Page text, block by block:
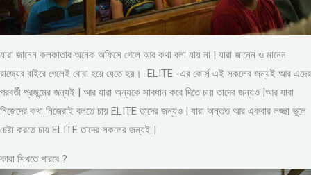
যারা জানেন কলকাতার অনেক অফিসে গেলে আর কথা বলা যায় না | যারা জানেন ও মানেন
রাজ্যের বাইরে গেলেই বোবা হয়ে যেতে হয়। ELITE -এর কোর্স এই সকলের জন্যই আর এদের
পরবর্তী প্রজন্মের জন্যই | আর যারা অন্যকে সাবধান করে দিতে চায় তাদের জন্যও |আর যারা
নিজেদের কথা নিজেরাই বলতে চায় ELITE তাদের জন্যও | যারা অন্তত আর একবার লজ্জা ভুলে
চেষ্টা করতে চায় ELITE তাদের সকলের জন্যই |
কারা শিখতে পারবে ?